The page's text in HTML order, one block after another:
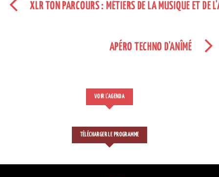
XLR TON PARCOURS : MÉTIERS DE LA MUSIQUE ET DE
APÉRO TECHNO D'ANÎMÉ
VOIR L'AGENDA
TÉLÉCHARGER LE PROGRAMME